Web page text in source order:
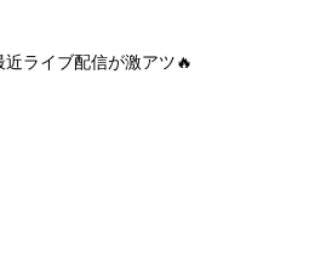
近ライブ配信が激アツ🔥